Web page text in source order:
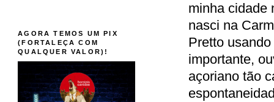
minha cidade
nasci na
Pretto
importante,
açoriano tão
AGORA TEMOS UM PIX
(FORTALEÇA COM
QUALQUER VALOR)!